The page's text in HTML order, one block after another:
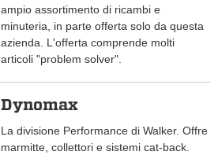
ampio assortimento di ricambi e
minuteria, in parte offerta solo da questa
azienda. L'offerta comprende molti
articoli "problem solver".
Dynomax
La divisione Performance di Walker. Offre
marmitte, collettori e sistemi cat-back.